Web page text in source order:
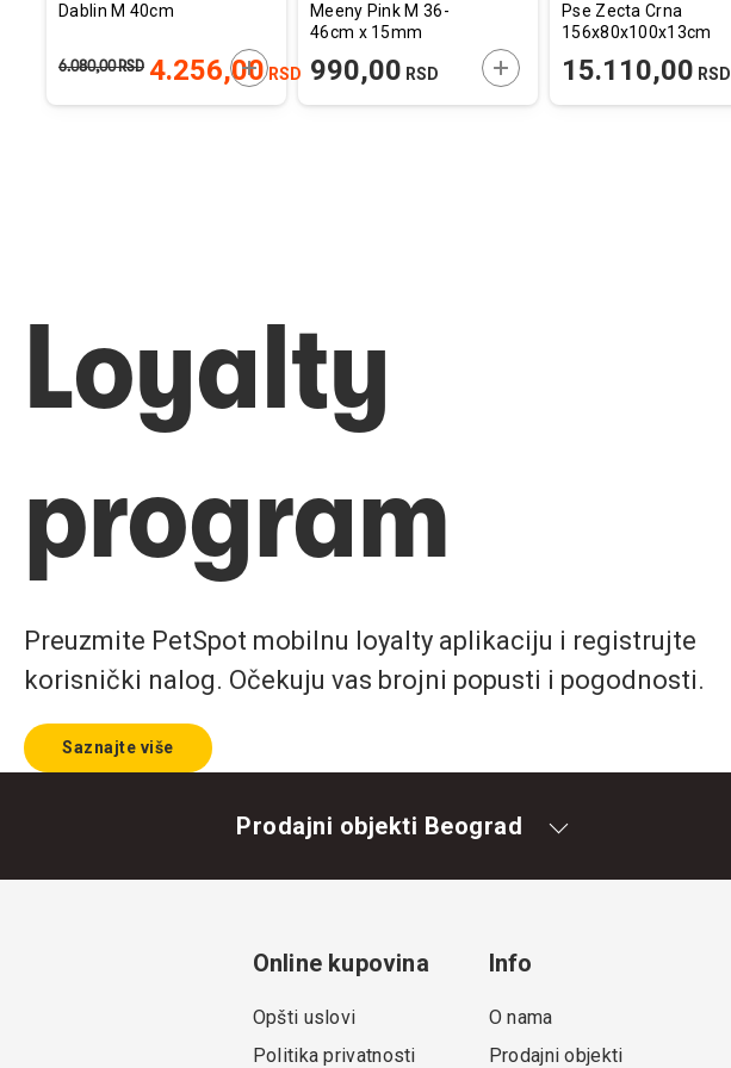
U KORPU
Dablin M 40cm
4.256,00RSD
6.080,00RSD DODAJTE U KORPU
Meeny Pink M 36-
46cm x 15mm
990,00 RSD DODAJTE U KORPU
Pse Zecta Crna
156x80x100x13cm
15.110,00 RSD
Loyalty
program
Preuzmite PetSpot mobilnu loyalty aplikaciju i registrujte
korisnički nalog. Očekuju vas brojni popusti i pogodnosti.
Saznajte više
Prodajni objekti Beograd
Online kupovina
Opšti uslovi
Politika privatnosti
Info
O nama
Prodajni objekti